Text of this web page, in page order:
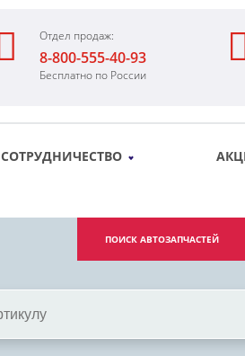
Отдел продаж:
8-800-555-40-93
Бесплатно по России
СОТРУДНИЧЕСТВО
ПОИСК АВТОЗАПЧАСТЕЙ